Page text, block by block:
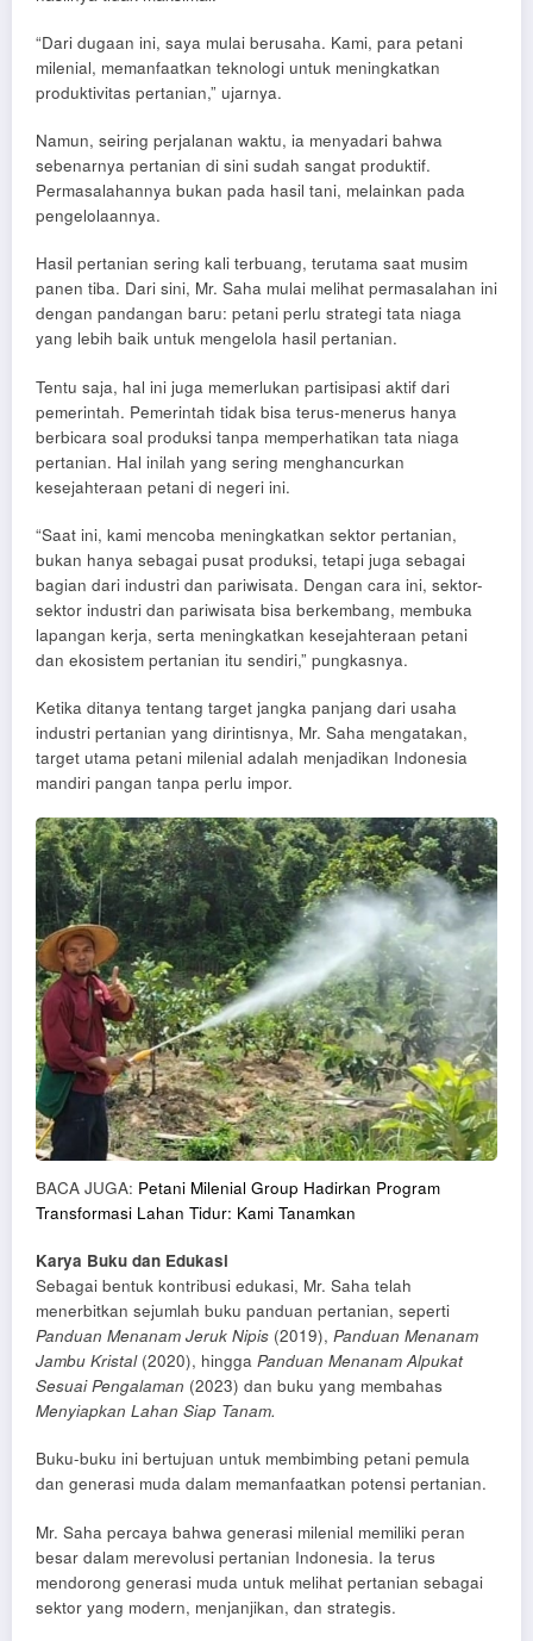
“Dari dugaan ini, saya mulai berusaha. Kami, para petani
milenial, memanfaatkan teknologi untuk meningkatkan
produktivitas pertanian,” ujarnya.
Namun, seiring perjalanan waktu, ia menyadari bahwa
sebenarnya pertanian di sini sudah sangat produktif.
Permasalahannya bukan pada hasil tani, melainkan pada
pengelolaannya.
Hasil pertanian sering kali terbuang, terutama saat musim
panen tiba. Dari sini, Mr. Saha mulai melihat permasalahan ini
dengan pandangan baru: petani perlu strategi tata niaga
yang lebih baik untuk mengelola hasil pertanian.
Tentu saja, hal ini juga memerlukan partisipasi aktif dari
pemerintah. Pemerintah tidak bisa terus-menerus hanya
berbicara soal produksi tanpa memperhatikan tata niaga
pertanian. Hal inilah yang sering menghancurkan
kesejahteraan petani di negeri ini.
“Saat ini, kami mencoba meningkatkan sektor pertanian,
bukan hanya sebagai pusat produksi, tetapi juga sebagai
bagian dari industri dan pariwisata. Dengan cara ini, sektor-
sektor industri dan pariwisata bisa berkembang, membuka
lapangan kerja, serta meningkatkan kesejahteraan petani
dan ekosistem pertanian itu sendiri,” pungkasnya.
Ketika ditanya tentang target jangka panjang dari usaha
industri pertanian yang dirintisnya, Mr. Saha mengatakan,
target utama petani milenial adalah menjadikan Indonesia
mandiri pangan tanpa perlu impor.
BACA JUGA: Petani Milenial Group Hadirkan Program
Transformasi Lahan Tidur: Kami Tanamkan
Karya Buku dan Edukasi
Sebagai bentuk kontribusi edukasi, Mr. Saha telah
menerbitkan sejumlah buku panduan pertanian, seperti
Panduan Menanam Jeruk Nipis (2019), Panduan Menanam
Jambu Kristal(2020), hingga Panduan Menanam Alpukat
Sesuai Pengalaman (2023) dan buku yang membahas
Menyiapkan Lahan Siap Tanam.
Buku-buku ini bertujuan untuk membimbing petani pemula
dan generasi muda dalam memanfaatkan potensi pertanian.
Mr. Saha percaya bahwa generasi milenial memiliki peran
besar dalam merevolusi pertanian Indonesia. Ia terus
mendorong generasi muda untuk melihat pertanian sebagai
sektor yang modern, menjanjikan, dan strategis.